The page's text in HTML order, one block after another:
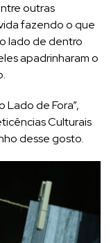
outras
fazendo o que
lado de dentro
apadrinharam o
Lado de Fora”,
Culturais
desse gosto.